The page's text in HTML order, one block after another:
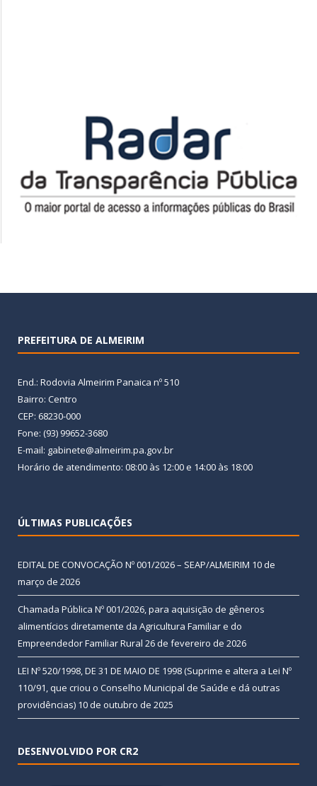
PREFEITURA DE ALMEIRIM
End.: Rodovia Almeirim Panaica nº 510
Bairro: Centro
CEP: 68230-000
Fone: (93) 99652-3680
E-mail: gabinete@almeirim.pa.gov.br
Horário de atendimento: 08:00 às 12:00 e 14:00 às 18:00
ÚLTIMAS PUBLICAÇÕES
EDITAL DE CONVOCAÇÃO Nº 001/2026 – SEAP/ALMEIRIM 10 de
março de 2026
Chamada Pública Nº 001/2026, para aquisição de gêneros
alimentícios diretamente da Agricultura Familiar e do
Empreendedor Familiar Rural 26 de fevereiro de 2026
LEI Nº 520/1998, DE 31 DE MAIO DE 1998 (Suprime e altera a Lei Nº
110/91, que criou o Conselho Municipal de Saúde e dá outras
providências) 10 de outubro de 2025
DESENVOLVIDO POR CR2